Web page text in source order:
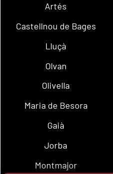
Artés
Castellnou de Bages
Lluçà
Olvan
Olivella
Maria de Besora
Gaià
Jorba
Montmajor